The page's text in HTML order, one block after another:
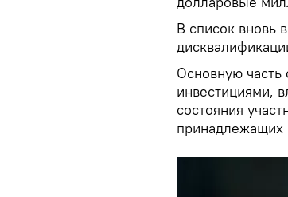
В список вновь
Основную
инвестициями,
состояния
принадлежащих